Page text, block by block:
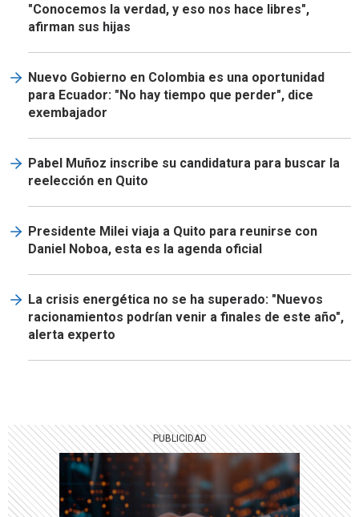
"Conocemos la verdad, y eso nos hace libres",
afirman sus hijas
Nuevo Gobierno en Colombia es una oportunidad
para Ecuador: "No hay tiempo que perder", dice
exembajador
Pabel Muñoz inscribe su candidatura para buscar la
reelección en Quito
Presidente Milei viaja a Quito para reunirse con
Daniel Noboa, esta es la agenda oficial
La crisis energética no se ha superado: "Nuevos
racionamientos podrían venir a finales de este año",
alerta experto